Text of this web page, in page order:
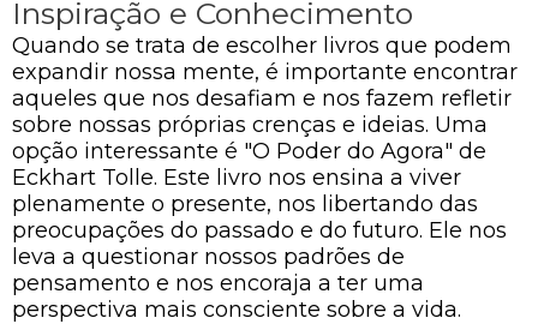
Inspiração e Conhecimento
Quando se trata de escolher livros que podem
expandir nossa mente, é importante encontrar
aqueles que nos desafiam e nos fazem refletir
sobre nossas próprias crenças e ideias. Uma
opção interessante é "O Poder do Agora" de
Eckhart Tolle. Este livro nos ensina a viver
plenamente o presente, nos libertando das
preocupações do passado e do futuro. Ele nos
leva a questionar nossos padrões de
pensamento e nos encoraja a ter uma
perspectiva mais consciente sobre a vida.